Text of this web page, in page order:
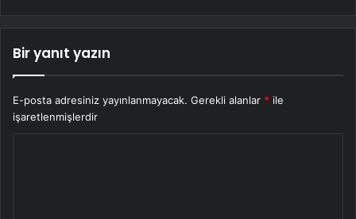
Bir yanıt yazın
E-posta adresiniz yayınlanmayacak. Gerekli alanlar * ile
işaretlenmişlerdir